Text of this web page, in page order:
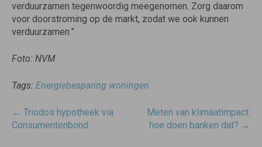
verduurzamen tegenwoordig meegenomen. Zorg daarom
voor doorstroming op de markt, zodat we ook kunnen
verduurzamen.”
Foto: NVM
Tags: Energiebesparing woningen
Post
navigatie
← Triodos hypotheek via
Consumentenbond
Meten van klimaatimpact:
hoe doen banken dat? →